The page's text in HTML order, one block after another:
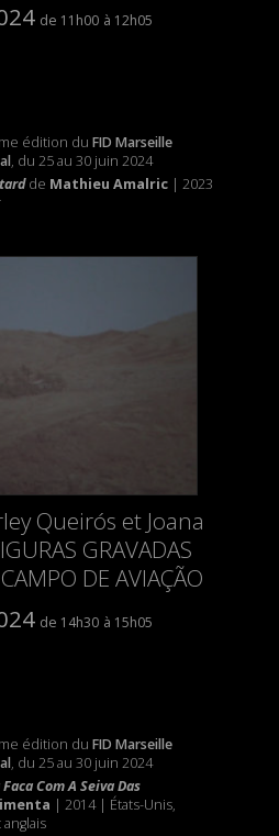
11h00 12h05
édition du FID Marseille
, du 25 au 30 juin 2024
de Mathieu Amalric| 2023
Queirós et Joana
GRAVADAS
DE AVIAÇÃO
14h30 15h05
édition du FID Marseille
, du 25 au 30 juin 2024
Com A Seiva Das
| 2014 | États-Unis,